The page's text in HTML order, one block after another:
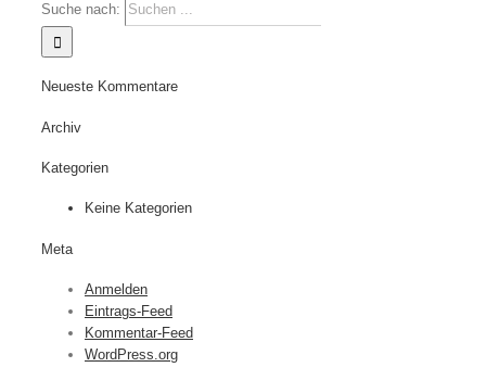
Suche nach:
Neueste Kommentare
Archiv
Kategorien
Keine Kategorien
Meta
Anmelden
Eintrags-Feed
Kommentar-Feed
WordPress.org